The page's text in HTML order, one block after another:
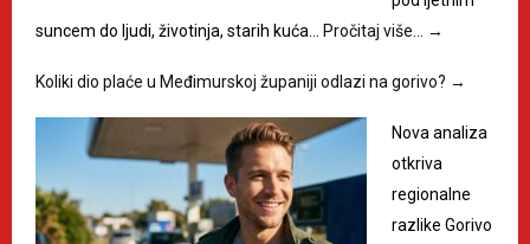
suncem do ljudi, životinja, starih kuća…
Pročitaj više… →
Koliki dio plaće u Međimurskoj županiji odlazi na gorivo? →
Nova analiza
otkriva
regionalne
razlike Gorivo